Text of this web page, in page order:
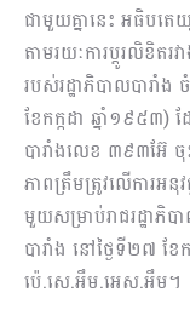
ជាមួយគ្នានេះ អធិបតេ
តាមរយៈការប្ដូរលិខិតរ
របស់រដ្ឋាភិបាលបារាំ
ខែកក្កដា ឆ្នាំ១៩៥៣)
បារាំងលេខ ៣៩៣អ៊ែ
ភាពត្រឹមត្រូវលើការអ
មួយសម្រាប់រាជរដ្ឋាភិ
បារាំង នៅថ្ងៃទី២៧ ខ
ប៉េ.សេ.អឹម.អេស.អឹម។